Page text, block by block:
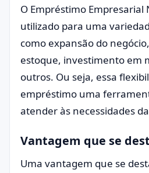
O Empréstimo Empresarial
utilizado para uma
como expansão do
estoque, investimento em
outros. Ou seja, essa
empréstimo uma
atender às necessidades
Vantagem que se
Uma vantagem que se